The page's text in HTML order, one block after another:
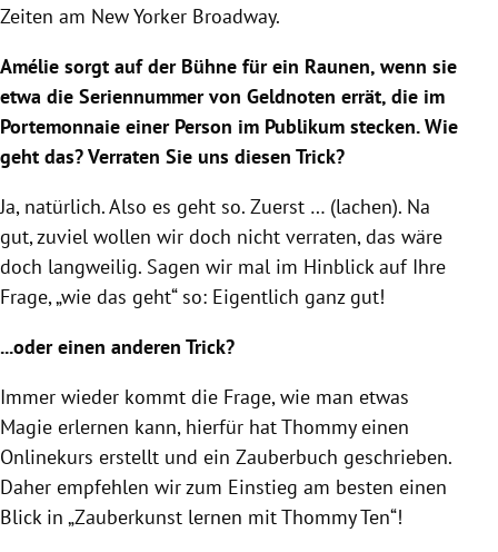
Zeiten am New Yorker Broadway.
Amélie sorgt auf der Bühne für ein Raunen, wenn sie
etwa die Seriennummer von Geldnoten errät, die im
Portemonnaie einer Person im Publikum stecken. Wie
geht das? Verraten Sie uns diesen Trick?
Ja, natürlich. Also es geht so. Zuerst … (lachen). Na
gut, zuviel wollen wir doch nicht verraten, das wäre
doch langweilig. Sagen wir mal im Hinblick auf Ihre
Frage, „wie das geht“ so: Eigentlich ganz gut!
...oder einen anderen Trick?
Immer wieder kommt die Frage, wie man etwas
Magie erlernen kann, hierfür hat Thommy einen
Onlinekurs erstellt und ein Zauberbuch geschrieben.
Daher empfehlen wir zum Einstieg am besten einen
Blick in „Zauberkunst lernen mit Thommy Ten“!